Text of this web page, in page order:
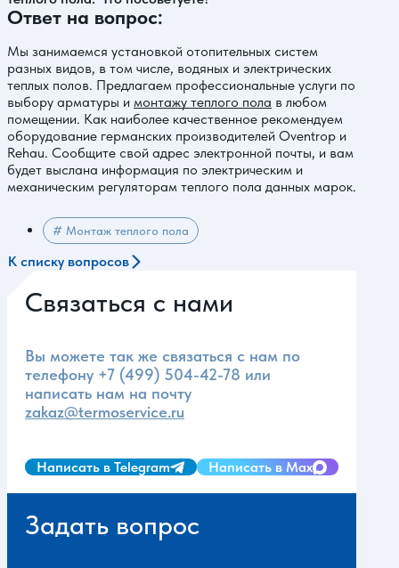
Ответ на вопрос:
Мы занимаемся установкой отопительных систем
разных видов, в том числе, водяных и электрических
теплых полов. Предлагаем профессиональные услуги по
выбору арматуры и монтажу теплого пола в любом
помещении. Как наиболее качественное рекомендуем
оборудование германских производителей Oventrop и
Rehau. Сообщите свой адрес электронной почты, и вам
будет выслана информация по электрическим и
механическим регуляторам теплого пола данных марок.
# Монтаж теплого пола
К списку вопросов
Связаться с нами
Вы можете так же связаться с нам по
телефону +7 (499) 504-42-78 или
написать нам на почту
zakaz@termoservice.ru
Написать в Telegram Написать в Max
Задать вопрос